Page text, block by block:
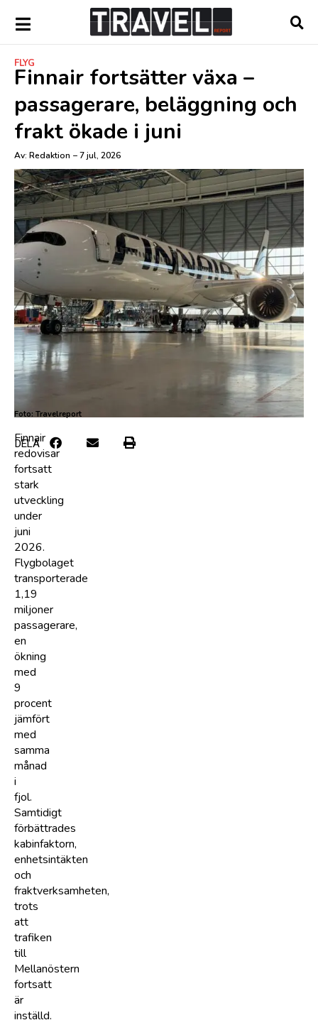
FLYG
Finnair fortsätter växa –
passagerare, beläggning och
frakt ökade i juni
Av: Redaktion –7 jul, 2026
Foto: Travelreport
Finnair
redovisar
fortsatt
stark
utveckling
under
juni
2026.
Flygbolaget
transporterade
1,19
miljoner
passagerare,
en
ökning
med
9
procent
jämfört
med
samma
månad
i
fjol.
Samtidigt
förbättrades
kabinfaktorn,
enhetsintäkten
och
fraktverksamheten,
trots
att
trafiken
till
Mellanöstern
fortsatt
är
inställd.
DELA